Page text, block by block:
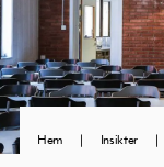
Hem | Insikter |